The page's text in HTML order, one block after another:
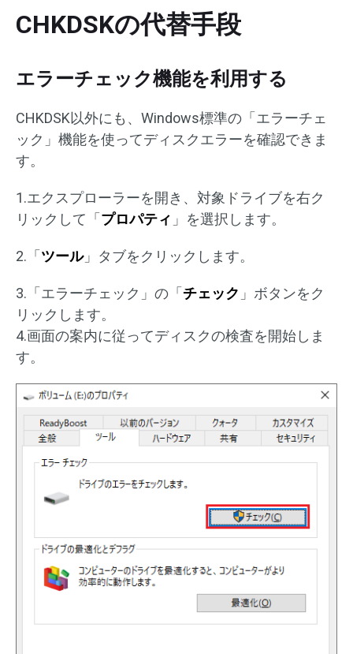
CHKDSKの代替手段
エラーチェック機能を利用する
CHKDSK以外にも、Windows標準の「エラーチェ
ック」機能を使ってディスクエラーを確認できま
す。
1.エクスプローラーを開き、対象ドライブを右ク
リックして「 プロパティ 」を選択します。
2.「 ツール」タブをクリックします。
3.「エラーチェック」の「 チェック 」ボタンをク
リックします。
4.画面の案内に従ってディスクの検査を開始しま
す。